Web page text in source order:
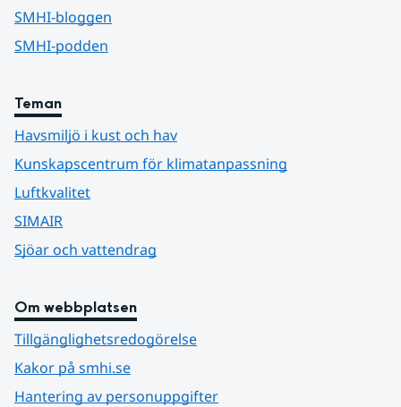
SMHI-bloggen
SMHI-podden
Teman
Havsmiljö i kust och hav
Kunskapscentrum för klimatanpassning
Luftkvalitet
SIMAIR
Sjöar och vattendrag
Om webbplatsen
Tillgänglighetsredogörelse
Kakor på smhi.se
Hantering av personuppgifter